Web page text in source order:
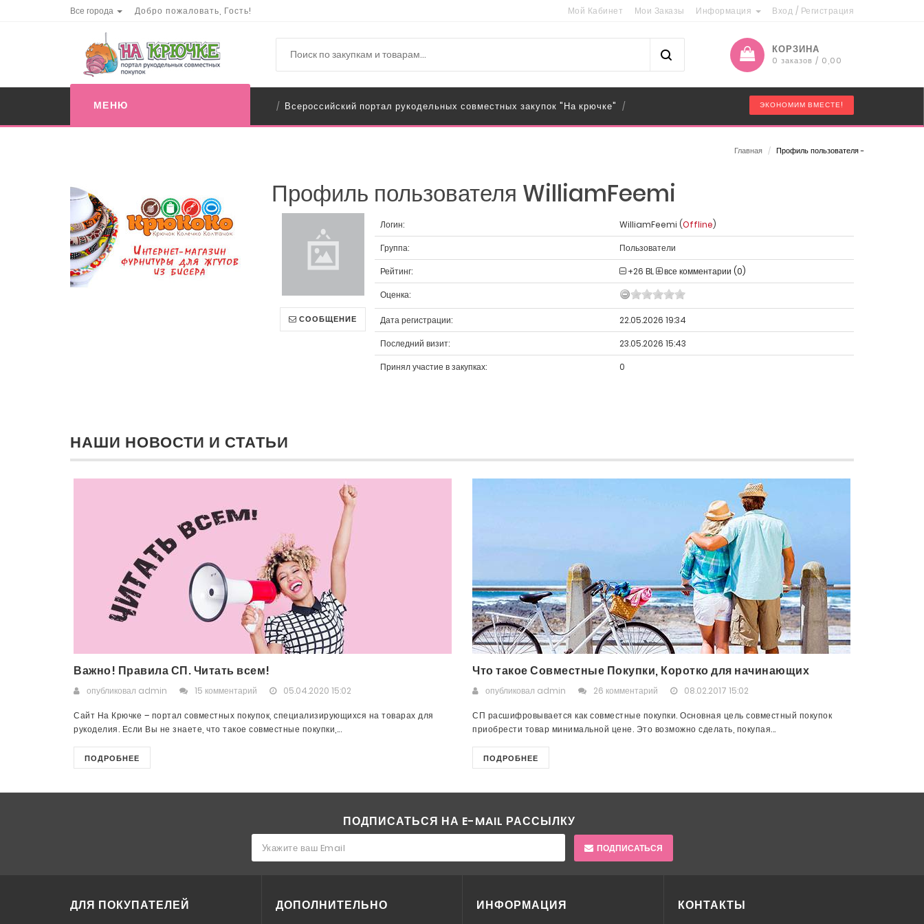
Все города Добро пожаловать, Гость! Мой Кабинет Мои Заказы Информация Вход / Регистрация
КОРЗИНА
0 заказов / 0,00
МЕНЮ / Всероссийский портал рукодельных совместных закупок "На крючке" / ЭКОНОМИМ ВМЕСТЕ!
Главная / Профиль пользователя -
Профиль пользователя WilliamFeemi
СООБЩЕНИЕ
Логин: WilliamFeemi (Offline)
Группа:
Пользователи
Рейтинг:
+26 BL
все комментарии (0)
Оценка:
Дата регистрации:
22.05.2026 19:34
Последний визит:
23.05.2026 15:43
Принял участие в закупках:
0
НАШИ НОВОСТИ И СТАТЬИ
Важно! Правила СП. Читать всем!
опубликовал admin 15 комментарий 05.04.2020 15:02
Сайт На Крючке – портал совместных покупок, специализирующихся на товарах для
рукоделия. Если Вы не знаете, что такое совместные покупки,...
ПОДРОБНЕЕ
Что такое Совместные Покупки, Коротко для начинающих
опубликовал admin 26 комментарий 08.02.2017 15:02
СП расшифровывается как совместные покупки. Основная цель совместный покупок
приобрести товар минимальной цене. Это возможно сделать, покупая...
ПОДРОБНЕЕ
ПОДПИСАТЬСЯ НА E-MAIL РАССЫЛКУ
ПОДПИСАТЬСЯ
ДЛЯ ПОКУПАТЕЛЕЙ ДОПОЛНИТЕЛЬНО ИНФОРМАЦИЯ КОНТАКТЫ